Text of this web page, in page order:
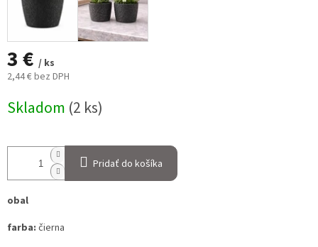
3 € / ks
2,44 € bez DPH
cena:
Skladom (2 ks)
Pridať do košíka
obal
farba: čierna